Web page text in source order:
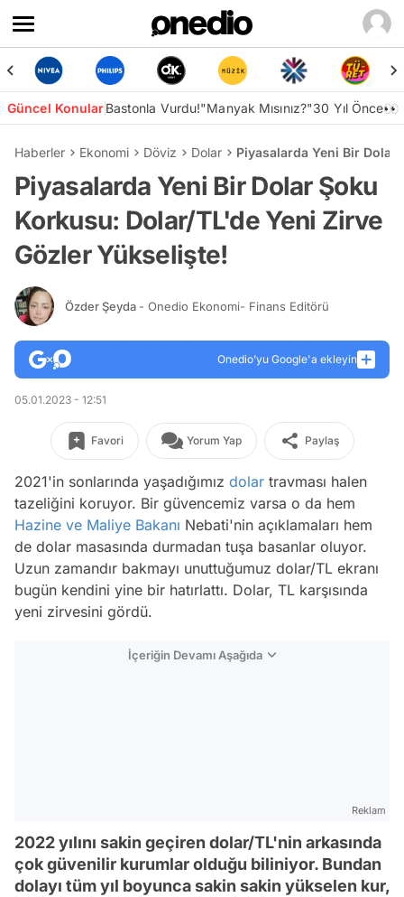
Güncel KonularBastonla Vurdu!"Manyak Mısınız?"30 Yıl Önce👀
Haberler Ekonomi Döviz Dolar Piyasalarda Yeni Bir
Piyasalarda Yeni Bir Dolar Şoku
Korkusu: Dolar/TL'de Yeni Zirve
Gözler Yükselişte!
Özder Şeyda - Onedio Ekonomi- Finans Editörü
Onedio’yu Google'a ekleyin
05.01.2023 - 12:51
Favori Yorum Yap Paylaş
2021'in sonlarında yaşadığımız dolar travması halen
tazeliğini koruyor. Bir güvencemiz varsa o da hem
Hazine ve Maliye Bakanı Nebati'nin açıklamaları hem
de dolar masasında durmadan tuşa basanlar oluyor.
Uzun zamandır bakmayı unuttuğumuz dolar/TL ekranı
bugün kendini yine bir hatırlattı. Dolar, TL karşısında
yeni zirvesini gördü.
İçeriğin Devamı Aşağıda
Reklam
2022 yılını sakin geçiren dolar/TL'nin arkasında
çok güvenilir kurumlar olduğu biliniyor. Bundan
dolayı tüm yıl boyunca sakin sakin yükselen kur,